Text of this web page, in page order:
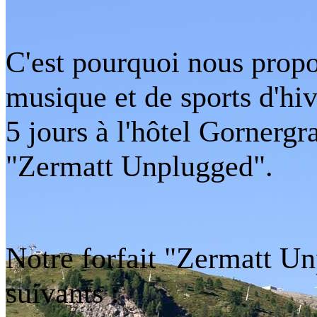
C'est pourquoi nous
musique et de sports
5 jours à l'hôtel
"Zermatt Unplugged".
Notre forfait "Zermatt
suivants :